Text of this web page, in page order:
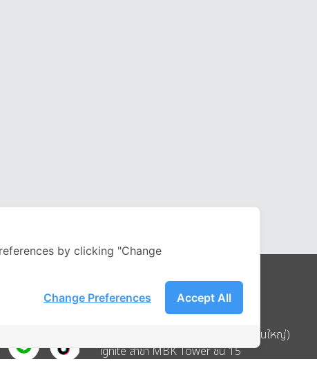
Address
บริษัท อิกไนท์ เอ สตาร์ จำกัด (สำนักงานใหญ่)
ignite สาขา MBK Tower ชั้น 15
by clicking "Change
Accept All
Change Preferences